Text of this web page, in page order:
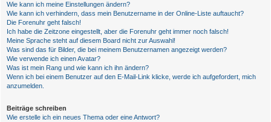
Wie kann ich meine Einstellungen ändern?
Wie kann ich verhindern, dass mein Benutzername in der Online-Liste auftaucht?
Die Forenuhr geht falsch!
Ich habe die Zeitzone eingestellt, aber die Forenuhr geht immer noch falsch!
Meine Sprache steht auf diesem Board nicht zur Auswahl!
Was sind das für Bilder, die bei meinem Benutzernamen angezeigt werden?
Wie verwende ich einen Avatar?
Was ist mein Rang und wie kann ich ihn ändern?
Wenn ich bei einem Benutzer auf den E-Mail-Link klicke, werde ich aufgefordert, mich
anzumelden.
Beiträge schreiben
Wie erstelle ich ein neues Thema oder eine Antwort?